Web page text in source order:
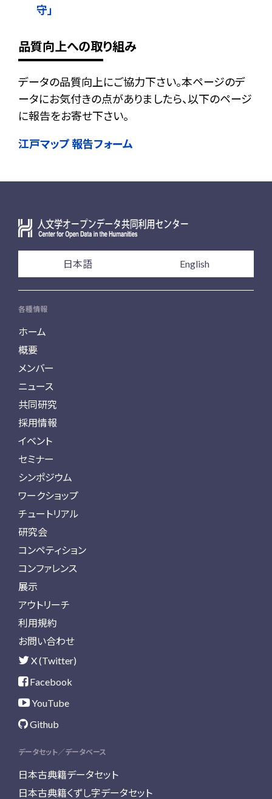
守」
品質向上への取り組み
データの品質向上にご協力下さい。本ページのデ
ータにお気付きの点がありましたら、以下のページ
に報告をお寄せ下さい。
江戸マップ 報告フォーム
日本語 English
各種情報
ホーム
概要
メンバー
ニュース
共同研究
採用情報
イベント
セミナー
シンポジウム
ワークショップ
チュートリアル
研究会
コンペティション
コンファレンス
展示
アウトリーチ
利用規約
お問い合わせ
X (Twitter)
Facebook
YouTube
Github
データセット／データベース
日本古典籍データセット
日本古典籍くずし字データセット